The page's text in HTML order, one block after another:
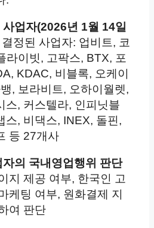
업자(2026년 1월 14일
정된 사업자: 업비트, 코
라이빗, 고팍스, BTX, 포
KDAC, 비블록, 오케이
, 보라비트, 오하이월렛,
스, 커스텔라, 인피닛블
스, 비댁스, INEX, 돌핀,
등 27개사
의 국내영업행위 판단
지 제공 여부, 한국인 고
케팅 여부, 원화결제 지
여 판단